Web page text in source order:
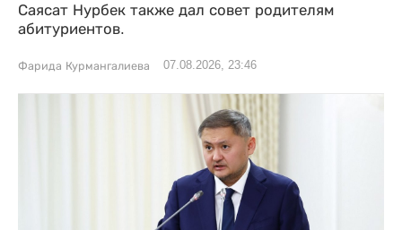
Саясат Нурбек также дал совет родителям
абитуриентов.
Фарида Курмангалиева 07.08.2026, 23:46